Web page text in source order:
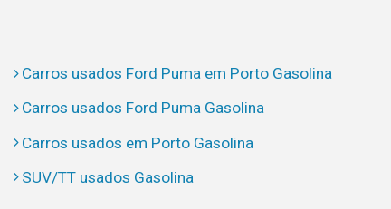
Carros usados Ford Puma em Porto Gasolina
Carros usados Ford Puma Gasolina
Carros usados em Porto Gasolina
SUV/TT usados Gasolina